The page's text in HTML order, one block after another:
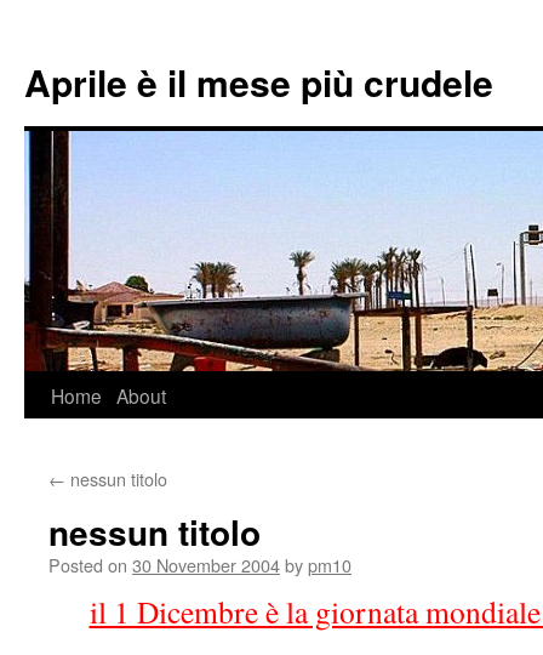
Aprile è il mese più crudele
Skip
content
Home About
← nessun titolo
nessun titolo
Posted on 30 November 2004bypm10
il 1 Dicembre è la giornata